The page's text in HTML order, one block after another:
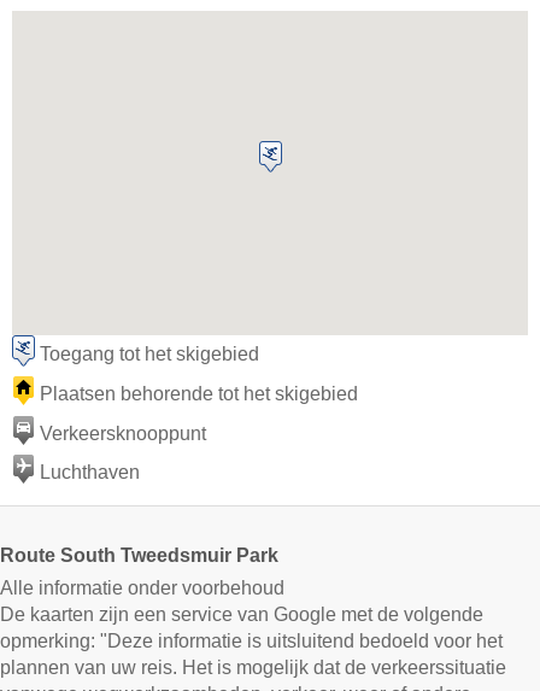
Toegang tot het skigebied
Plaatsen behorende tot het skigebied
Verkeersknooppunt
Luchthaven
Route South Tweedsmuir Park
Alle informatie onder voorbehoud
De kaarten zijn een service van Google met de volgende
opmerking: "Deze informatie is uitsluitend bedoeld voor het
plannen van uw reis. Het is mogelijk dat de verkeerssituatie